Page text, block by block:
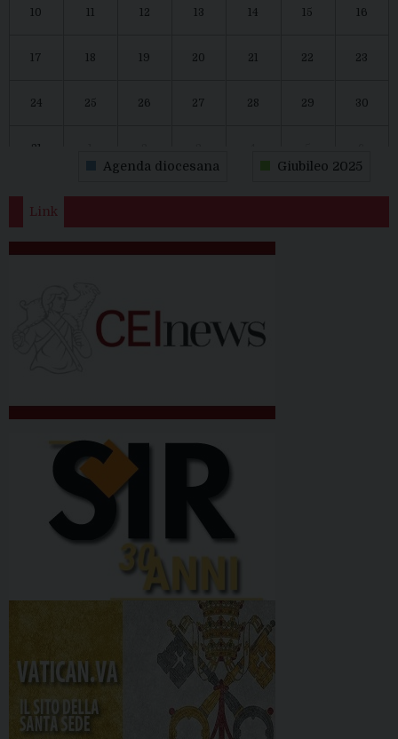
10 12 13 14 15 16
17 18 19 20 21 22 23
24 25 26 27 28 29 30
31
Agenda diocesana Giubileo 2025
Link